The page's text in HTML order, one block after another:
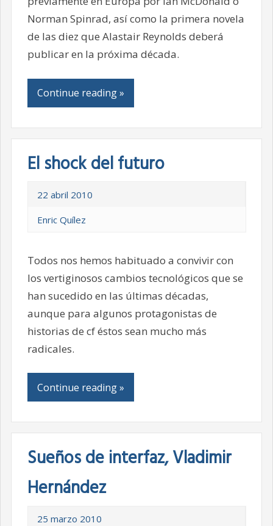
Norman Spinrad, así como la primera novela
de las diez que Alastair Reynolds deberá
publicar en la próxima década.
Continue reading »
El shock del futuro
22 abril 2010
Enric Quílez
Todos nos hemos habituado a convivir con
los vertiginosos cambios tecnológicos que se
han sucedido en las últimas décadas,
aunque para algunos protagonistas de
historias de cf éstos sean mucho más
radicales.
Continue reading »
Sueños de interfaz, Vladimir
Hernández
25 marzo 2010